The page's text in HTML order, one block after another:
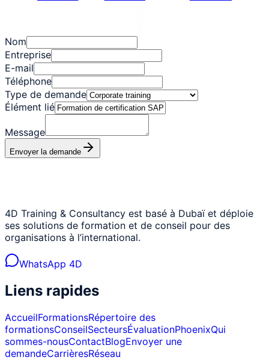
Nom
Entreprise
E-mail
Téléphone
Type de demande
Élément lié
Message
Envoyer la demande
4D Training & Consultancy est basé à Dubaï et déploie
ses solutions de formation et de conseil pour des
organisations à l’international.
WhatsApp 4D
Liens rapides
AccueilFormationsRépertoire des
formationsConseilSecteursÉvaluationPhoenixQui
sommes-nousContactBlogEnvoyer une
demandeCarrièresRéseau